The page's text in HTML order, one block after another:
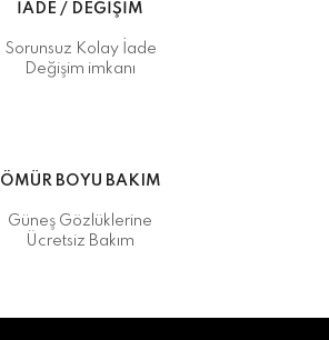
İADE / DEĞİŞİM
Sorunsuz Kolay İade
Değişim imkanı
ÖMÜR BOYU BAKIM
Güneş Gözlüklerine
Ücretsiz Bakım